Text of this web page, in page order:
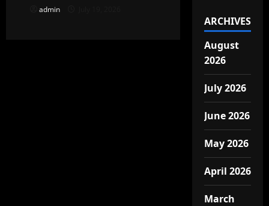
admin
ARCHIVES
August
2026
July 2026
June 2026
May 2026
April 2026
March